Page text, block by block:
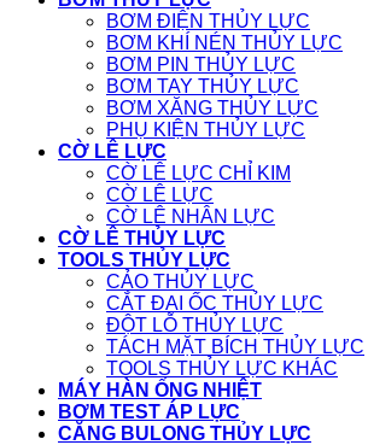
BƠM ĐIỆN THỦY LỰC
BƠM KHÍ NÉN THỦY LỰC
BƠM PIN THỦY LỰC
BƠM TAY THỦY LỰC
BƠM XĂNG THỦY LỰC
PHỤ KIỆN THỦY LỰC
CỜ LÊ LỰC
CỜ LÊ LỰC CHỈ KIM
CỜ LÊ LỰC
CỜ LÊ NHÂN LỰC
CỜ LÊ THỦY LỰC
TOOLS THỦY LỰC
CẢO THỦY LỰC
CẮT ĐAI ỐC THỦY LỰC
ĐỘT LỖ THỦY LỰC
TÁCH MẶT BÍCH THỦY LỰC
TOOLS THỦY LỰC KHÁC
MÁY HÀN ỐNG NHIỆT
BƠM TEST ÁP LỰC
CĂNG BULONG THỦY LỰC